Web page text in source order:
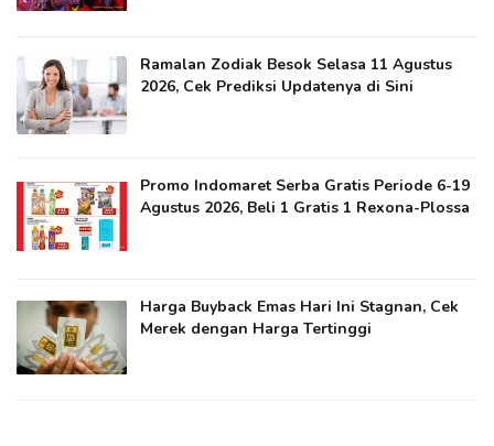
Ramalan Zodiak Besok Selasa 11 Agustus
2026, Cek Prediksi Updatenya di Sini
Promo Indomaret Serba Gratis Periode 6-19
Agustus 2026, Beli 1 Gratis 1 Rexona-Plossa
Harga Buyback Emas Hari Ini Stagnan, Cek
Merek dengan Harga Tertinggi